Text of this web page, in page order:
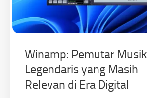
Winamp: Pemutar Musik
Legendaris yang Masih
Relevan di Era Digital